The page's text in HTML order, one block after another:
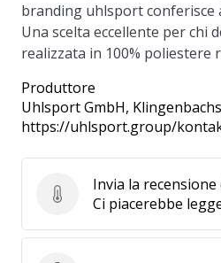
branding uhlsport conferisce
Una scelta eccellente per chi
realizzata in 100% poliestere
Produttore
Uhlsport GmbH,
https://uhlsport.group/
Invia la recensione del
Invia la
Ci piacerebbe